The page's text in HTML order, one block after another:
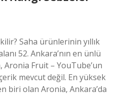
Saha ürünlerinin yıllık
52. Ankara’nın en ünlü
Aronia Fruit – YouTube’un
mevcut değil. En yüksek
biri olan Aronia, Ankara’da